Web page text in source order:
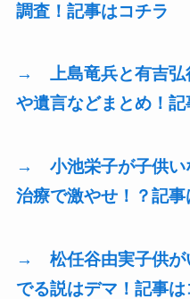
調査！記事はコチラ
→ 上島竜兵と有吉弘
や遺言などまとめ！記
→ 小池栄子が子供い
治療で激やせ！？記事
→ 松任谷由実子供が
でる説はデマ！記事は